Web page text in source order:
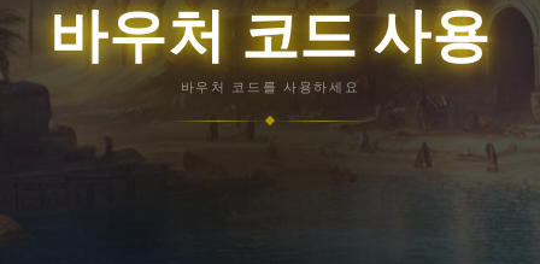
바우처 코드 사용
바우처 코드를 사용하세요